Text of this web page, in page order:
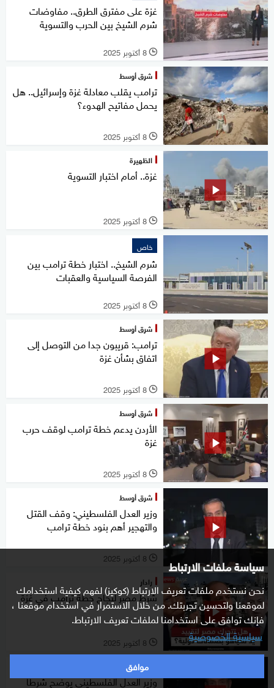
سياسة ملفات الارتباط
نحن نستخدم ملفات تعريف الارتباط (كوكيز) لفهم كيفية استخدامك
لموقعنا ولتحسين تجربتك. من خلال الاستمرار في استخدام موقعنا ،
فإنك توافق على استخدامنا لملفات تعريف الارتباط.
سياسية الخصوصية
موافق
غزة على مفترق الطرق.. مفاوضات
شرم الشيخ بين الحرب والتسوية
l 8 أكتوبر 2025
شرق أوسط
ترامب يقلب معادلة غزة وإسرائيل.. هل
يحمل مفاتيح الهدوء؟
l 8 أكتوبر 2025
الظهيرة
غزة.. أمام اختبار التسوية
l 8 أكتوبر 2025
خاص
شرم الشيخ.. اختبار خطة ترامب بين
الفرصة السياسية والعقبات
l 8 أكتوبر 2025
شرق أوسط
ترامب: قريبون جدا من التوصل إلى
اتفاق بشأن غزة
l 8 أكتوبر 2025
شرق أوسط
الأردن يدعم خطة ترامب لوقف حرب
غزة
l 8 أكتوبر 2025
شرق أوسط
وزير العدل الفلسطيني: وقف القتل
والتهجير أهم بنود خطة ترامب
l 8 أكتوبر 2025
رادار
شرط مصر لنجاح خطة ترامب في غزة
l 8 أكتوبر 2025
التاسعة
وزير العدل الفلسطيني يوضح شرطا